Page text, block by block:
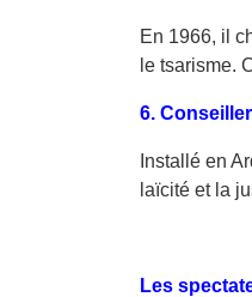
En 1966, il
le tsarisme.
6.
Installé en
laïcité et la
Les